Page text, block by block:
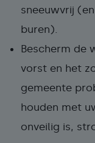
sneeuwvrij
buren).
Bescherm de
vorst en het
gemeente
houden met
onveilig is,